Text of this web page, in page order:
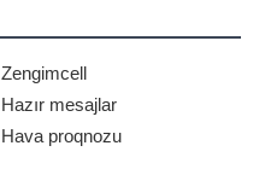
Zengimcell
Hazır mesajlar
Hava proqnozu